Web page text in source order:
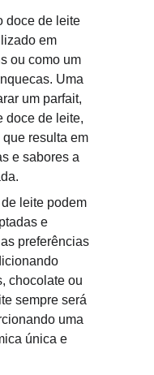
doce de leite
em
ou como um
Uma
um parfait,
doce de leite,
resulta em
e sabores a
leite podem
e
preferências
chocolate ou
sempre será
uma
única e